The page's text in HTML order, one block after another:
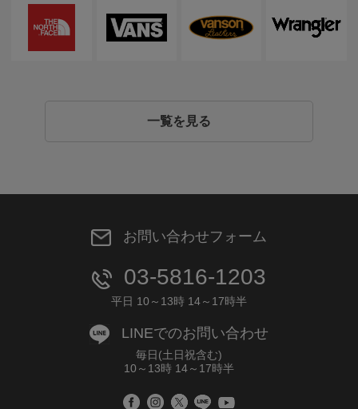
一覧を見る
お問い合わせフォーム
03-5816-1203
平日 10～13時 14～17時半
LINEでのお問い合わせ
毎日(土日祝含む)
10～13時 14～17時半